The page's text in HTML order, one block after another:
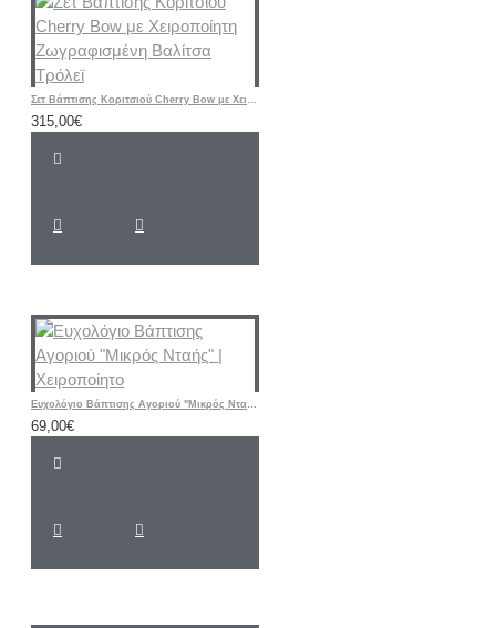
Σετ Βάπτισης Κοριτσιού Cherry Bow με Χειροποίητη Ζωγραφισμένη Βαλίτσα Τρόλεϊ
315,00€
Ευχολόγιο Βάπτισης Αγοριού "Μικρός Νταής" | Χειροποίητο
69,00€